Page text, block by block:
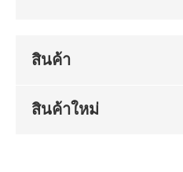
สินค้า
สินค้าใหม่